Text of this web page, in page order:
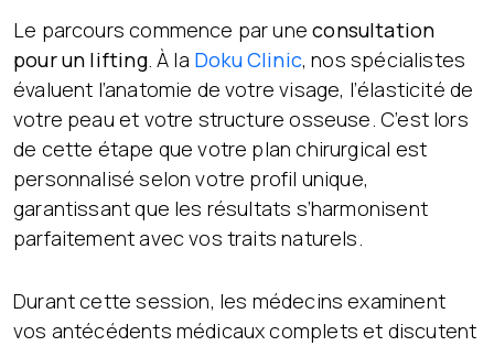
Le parcours commence par uneconsultation
pour un lifting. À la Doku Clinic, nos spécialistes
évaluent l’anatomie de votre visage, l’élasticité de
votre peau et votre structure osseuse. C’est lors
de cette étape que votre plan chirurgical est
personnalisé selon votre profil unique,
garantissant que les résultats s’harmonisent
parfaitement avec vos traits naturels.
Durant cette session, les médecins examinent
vos antécédents médicaux complets et discutent